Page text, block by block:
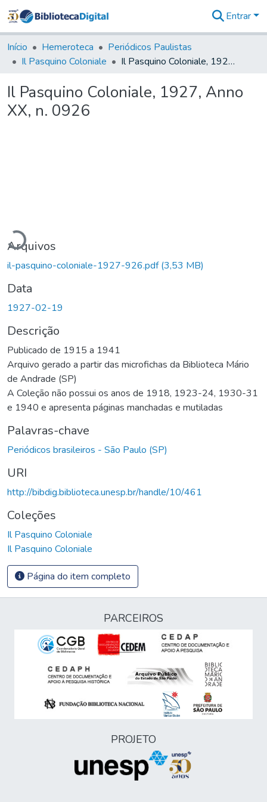
&
Coleções
Tudo na
Digital
Entrar
Início Hemeroteca
Periódicos Paulistas
Il Pasquino Coloniale
Il Pasquino Coloniale, 1927, Anno XX, n. 0926
Il Pasquino Coloniale, 1927, Anno
XX, n. 0926
Arquivos
il-pasquino-coloniale-1927-926.pdf(3,53 MB)
Data
1927-02-19
Descrição
Publicado de 1915 a 1941
Arquivo gerado a partir das microfichas da Biblioteca Mário
de Andrade (SP)
A Coleção não possui os anos de 1918, 1923-24, 1930-31
e 1940 e apresenta páginas manchadas e mutiladas
Palavras-chave
Periódicos brasileiros - São Paulo (SP)
URI
http://bibdig.biblioteca.unesp.br/handle/10/461
Coleções
Il Pasquino Coloniale
Il Pasquino Coloniale
Página do item completo
PARCEIROS
PROJETO